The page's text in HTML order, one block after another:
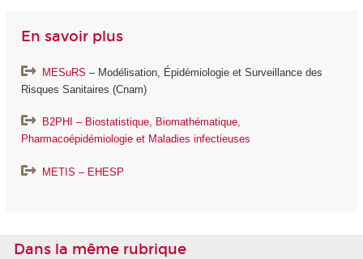
En savoir plus
MESuRS – Modélisation, Épidémiologie et Surveillance des
Risques Sanitaires (Cnam)
B2PHI – Biostatistique, Biomathématique,
Pharmacoépidémiologie et Maladies infectieuses
METIS – EHESP
Dans la même rubrique